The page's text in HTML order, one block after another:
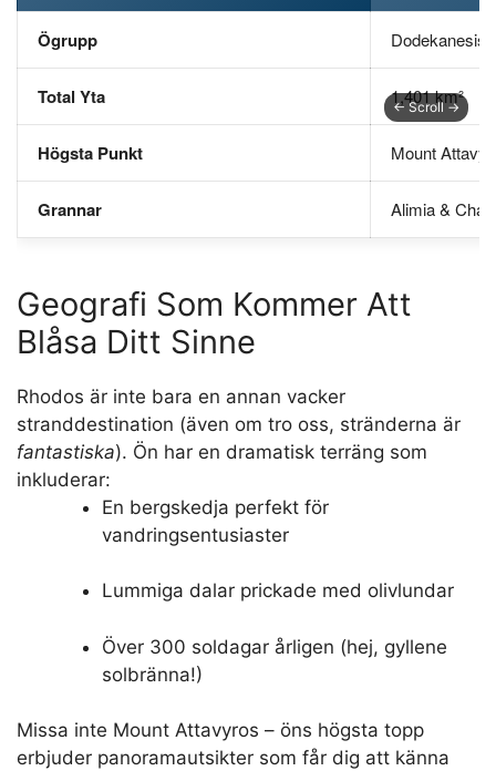
Ögrupp
Total Yta 1,401 km²
Högsta Punkt Mount
Grannar Alimia &
Geografi Som Kommer Att
Blåsa Ditt Sinne
Rhodos är inte bara en annan vacker
stranddestination (även om tro oss, stränderna är
fantastiska). Ön har en dramatisk terräng som
inkluderar:
En bergskedja perfekt för
vandringsentusiaster
Lummiga dalar prickade med olivlundar
Över 300 soldagar årligen (hej, gyllene
solbränna!)
Missa inte Mount Attavyros – öns högsta topp
erbjuder panoramautsikter som får dig att känna